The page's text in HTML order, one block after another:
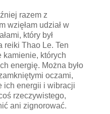
razem z
wzięłam udział w
który był
reiki Thao Le. Ten
kamienie, których
energię. Można było
oczami,
ich energii i wibracji
rzeczywistego,
ani zignorować.